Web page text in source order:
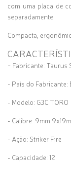
com uma placa de
separadamente
Compacta,
- Fabricante: Taurus
- País do Fabricante:
- Modelo: G3C TORO
- Calibre: 9mm
- Ação: Striker Fire
- Capacidade: 12